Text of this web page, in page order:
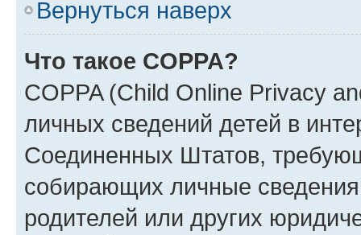
Вернуться наверх
Что такое COPPA?
COPPA (Child Online Privacy
личных сведений детей в
Соединенных Штатов,
собирающих личные
родителей или других